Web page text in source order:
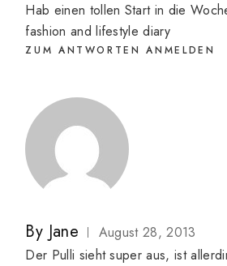
Hab einen tollen Start in die
fashion and lifestyle diary
ZUM ANTWORTEN ANMELDEN
By Jane
August 28, 2013
Der Pulli sieht super aus, ist